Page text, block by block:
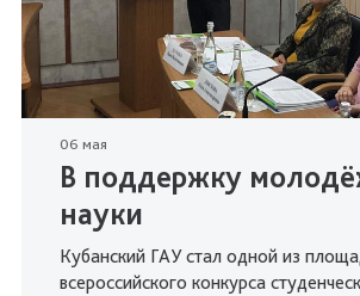
06 мая
В поддержку
науки
Кубанский ГАУ стал одной из
всероссийского конкурса